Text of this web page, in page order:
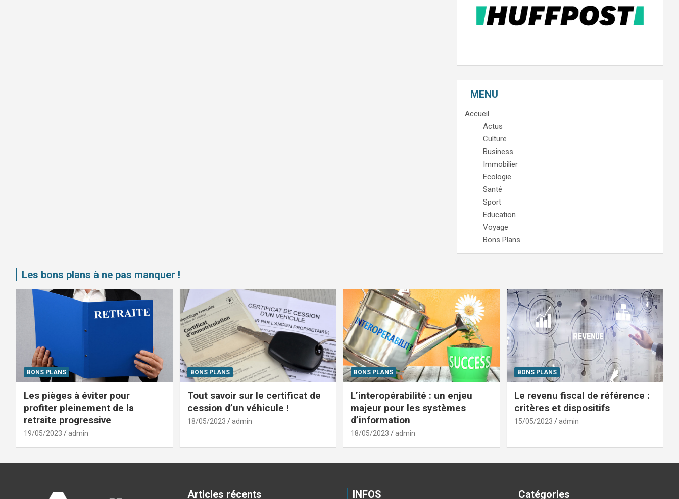
MENU
Accueil
Actus
Culture
Business
Immobilier
Ecologie
Santé
Sport
Education
Voyage
Bons Plans
Les bons plans à ne pas manquer !
BONS PLANS
Les pièges à éviter pour
profiter pleinement de la
retraite progressive
19/05/2023 admin
BONS PLANS
Tout savoir sur le certificat de
cession d’un véhicule !
18/05/2023 admin
BONS PLANS
L’interopérabilité : un enjeu
majeur pour les systèmes
d’information
18/05/2023 admin
BONS PLANS
Le revenu fiscal de référence :
critères et dispositifs
15/05/2023 admin
Articles récents INFOS Catégories